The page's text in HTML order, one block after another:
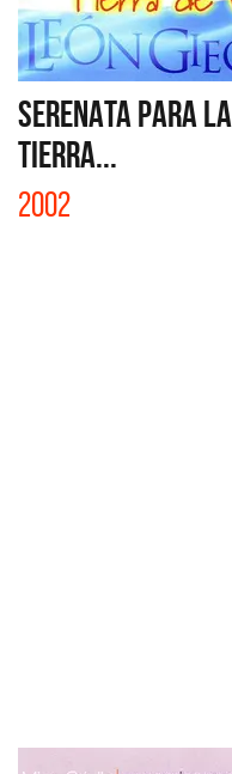
SERENATA PARA LA
TIERRA...
2002